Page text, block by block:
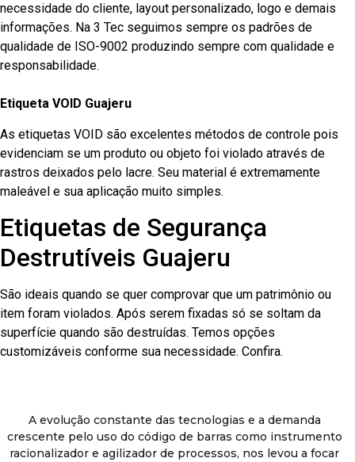
necessidade do cliente, layout personalizado, logo e demais
informações. Na 3 Tec seguimos sempre os padrões de
qualidade de ISO-9002 produzindo sempre com qualidade e
responsabilidade.
Etiqueta VOID Guajeru
As etiquetas VOID são excelentes métodos de controle pois
evidenciam se um produto ou objeto foi violado através de
rastros deixados pelo lacre. Seu material é extremamente
maleável e sua aplicação muito simples.
Etiquetas de Segurança
Destrutíveis Guajeru
São ideais quando se quer comprovar que um patrimônio ou
item foram violados. Após serem fixadas só se soltam da
superfície quando são destruídas. Temos opções
customizáveis conforme sua necessidade. Confira.
A evolução constante das tecnologias e a demanda
crescente pelo uso do código de barras como instrumento
racionalizador e agilizador de processos, nos levou a focar